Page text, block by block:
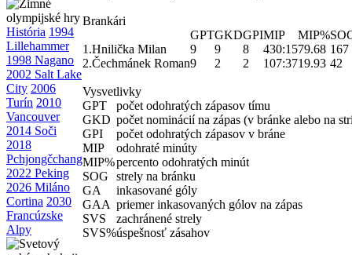
História 1994
Lillehammer
1998 Nagano
2002 Salt Lake
City 2006
Turín 2010
Vancouver
2014 Soči
2018
Pchjongčchang
2022 Peking
2026 Miláno
Cortina 2030
Francúzske
Alpy
Brankári
GPTGKDGPIMIP MIP%
1.Hnilička Milan 9 9 8 430:1579.68 167
2.Čechmánek Roman9 2 2 107:3719.93 42
Vysvetlivky
GPT
počet odohratých zápasov tímu
GKD počet nominácií na zápas (v bránke alebo na
GPI
počet odohratých zápasov v bráne
MIP
odohraté minúty
MIP%percento odohratých minút
SOG
strely na bránku
GA
inkasované góly
GAA priemer inkasovaných gólov na zápas
SVS
zachránené strely
SVS%úspešnosť zásahov